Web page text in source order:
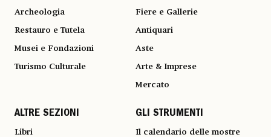
Archeologia
Restauro e Tutela
Musei e Fondazioni
Turismo Culturale
Fiere e Gallerie
Antiquari
Aste
Arte & Imprese
Mercato
ALTRE SEZIONI
Libri
GLI STRUMENTI
Il calendario delle mostre